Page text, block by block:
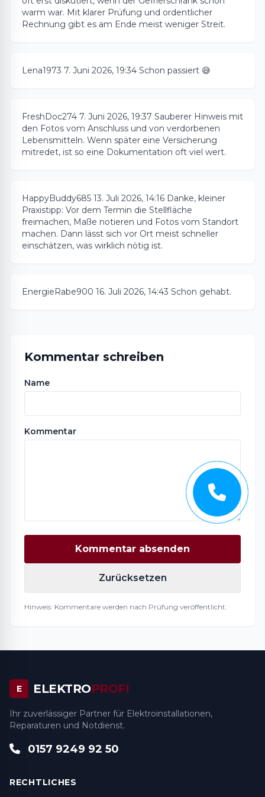
warm war. Mit klarer Prüfung und ordentlicher
Rechnung gibt es am Ende meist weniger Streit.
Lena1973 7. Juni 2026, 19:34 Schon passiert 😅
FreshDoc274 7. Juni 2026, 19:37 Sauberer Hinweis mit
den Fotos vom Anschluss und von verdorbenen
Lebensmitteln. Wenn später eine Versicherung
mitredet, ist so eine Dokumentation oft viel wert.
HappyBuddy685 13. Juli 2026, 14:16 Danke, kleiner
Praxistipp: Vor dem Termin die Stellfläche
freimachen, Maße notieren und Fotos vom Standort
machen. Dann lässt sich vor Ort meist schneller
einschätzen, was wirklich nötig ist.
EnergieRabe900 16. Juli 2026, 14:43 Schon gehabt.
Kommentar schreiben
Name
Kommentar
Kommentar absenden
Zurücksetzen
Hinweis: Kommentare werden nach Prüfung veröffentlicht.
E ELEKTROPROFI
Ihr zuverlässiger Partner für Elektroinstallationen,
Reparaturen und Notdienst.
0157 9249 92 50
RECHTLICHES